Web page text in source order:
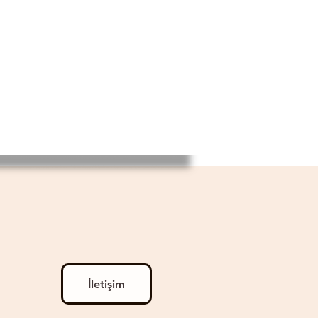
İletişim